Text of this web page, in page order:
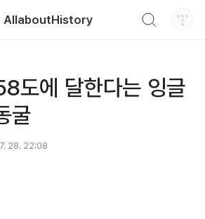
AllaboutHistory
도에 달한다는 잉글
굴
28. 22:08